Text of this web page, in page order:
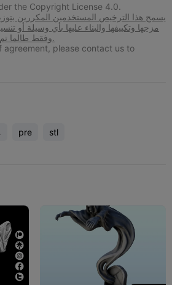
the Copyright License 4.0.
مزجها وتكييفها والبناء عليها بأي وسيلة أو
وفقط طالما تم الإسناد إلى منشئ المحتوى.
agreement, please contact us to
pre stl